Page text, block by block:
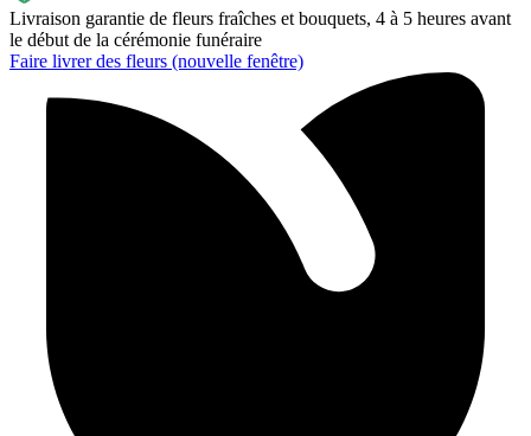
Livraison garantie de fleurs fraîches et bouquets, 4 à 5 heures avant
le début de la cérémonie funéraire
Faire livrer des fleurs (nouvelle fenêtre)